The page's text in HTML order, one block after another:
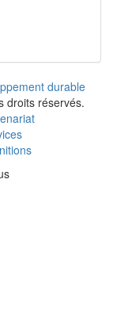
durable
droits réservés.